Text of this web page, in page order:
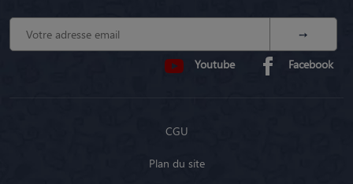
Youtube Facebook
CGU
Plan du site